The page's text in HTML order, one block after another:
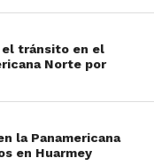
el tránsito en el
Norte por
la Panamericana
en Huarmey